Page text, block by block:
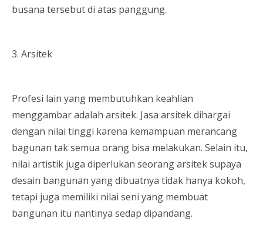
busana tersebut di atas panggung.
3. Arsitek
Profesi lain yang membutuhkan keahlian
menggambar adalah arsitek. Jasa arsitek dihargai
dengan nilai tinggi karena kemampuan merancang
bagunan tak semua orang bisa melakukan. Selain itu,
nilai artistik juga diperlukan seorang arsitek supaya
desain bangunan yang dibuatnya tidak hanya kokoh,
tetapi juga memiliki nilai seni yang membuat
bangunan itu nantinya sedap dipandang.